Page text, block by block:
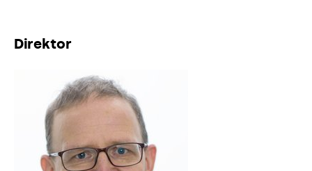
Direktor